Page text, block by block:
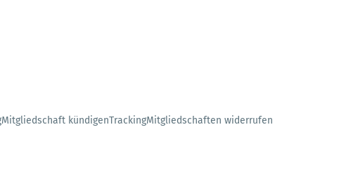
Mitgliedschaft kündigenTrackingMitgliedschaften widerrufen